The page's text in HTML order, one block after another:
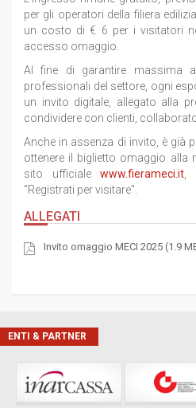
per gli operatori della filiera
un costo di € 6 per i visitatori
accesso omaggio.
Al fine di garantire massima
professionali del settore, ogni
un invito digitale, allegato alla
condividere con clienti,
Anche in assenza di invito, è già
ottenere il biglietto omaggio alla
sito ufficialewww.fierameci.it
"Registrati per visitare".
ALLEGATI
Invito omaggio MECI 2025 (1.9
ENTI & PARTNER